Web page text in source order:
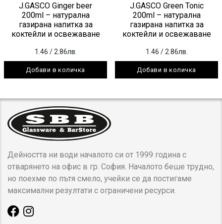
J.GASCO Ginger beer
200ml – натурална
газирана напитка за
коктейли и освежаване
1.46 / 2.86лв.
Добави в количка
J.GASCO Green Tonic
200ml – натурална
газирана напитка за
коктейли и освежаване
1.46 / 2.86лв.
Добави в количка
Дейността ни води началото си от 1999 година с
отварянето на офис в гр. София. Началото беше трудно,
но поехме по пътя смело, учейки се да постигаме
максимални резултати с ограничени ресурси.